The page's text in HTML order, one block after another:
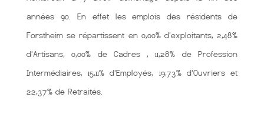
années 90. En effet les emplois des résidents de
Forstheim se répartissent en 0,00% d'exploitants, 2,48%
d'Artisans, 0,00% de Cadres , 11,28% de Profession
Intermédiaires, 15,11% d'Employés, 19,73% d'Ouvriers et
22,37% de Retraités.